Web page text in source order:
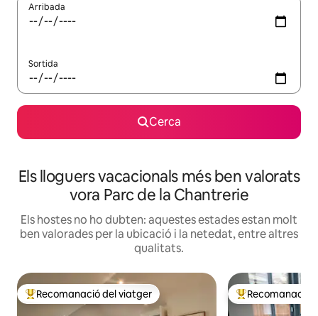
Arribada
Sortida
Cerca
Els lloguers vacacionals més ben valorats
vora Parc de la Chantrerie
Els hostes no ho dubten: aquestes estades estan molt
ben valorades per la ubicació i la netedat, entre altres
qualitats.
Principals recomanacions dels viatgers
Recomanació del viatger Principals
Recomanació